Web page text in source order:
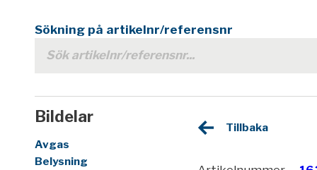
Sökning på artikelnr/referensnr
Bildelar
Avgas
Belysning
Tillbaka